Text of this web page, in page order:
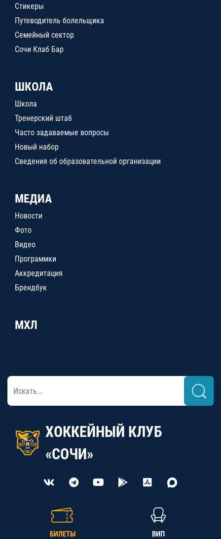
Стикеры
Путеводитель болельщика
Семейный сектор
Сочи Клаб Бар
ШКОЛА
Школа
Тренерский штаб
Часто задаваемые вопросы
Новый набор
Сведения об образовательной организации
МЕДИА
Новости
Фото
Видео
Программки
Аккредитация
Брендбук
МХЛ
ХОККЕЙНЫЙ КЛУБ
«СОЧИ»
БИЛЕТЫ ВИП